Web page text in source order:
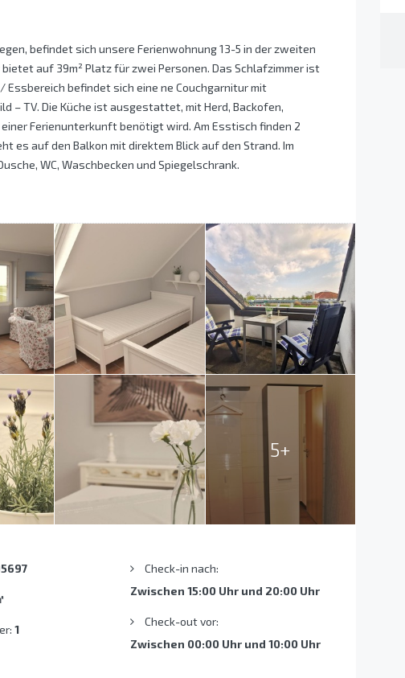
befindet sich unsere Ferienwohnung 13-5 in der zweiten
auf 39m² Platz für zwei Personen. Das Schlafzimmer ist
befindet sich eine ne Couchgarnitur mit
– TV. Die Küche ist ausgestattet, mit Herd, Backofen,
Ferienunterkunft benötigt wird. Am Esstisch finden 2
es auf den Balkon mit direktem Blick auf den Strand. Im
WC, Waschbecken und Spiegelschrank.
5+
1
Check-in nach:
Zwischen 15:00 Uhr und 20:00 Uhr
Check-out vor:
Zwischen 00:00 Uhr und 10:00 Uhr